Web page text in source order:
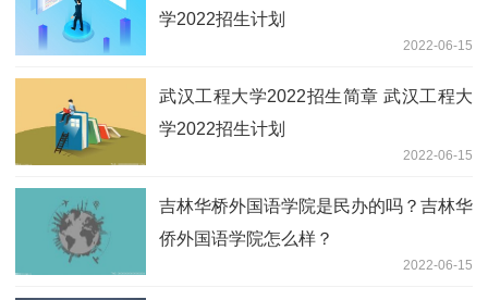
学2022招生计划
2022-06-15
武汉工程大学2022招生简章 武汉工程大
学2022招生计划
2022-06-15
吉林华桥外国语学院是民办的吗？吉林华
侨外国语学院怎么样？
2022-06-15